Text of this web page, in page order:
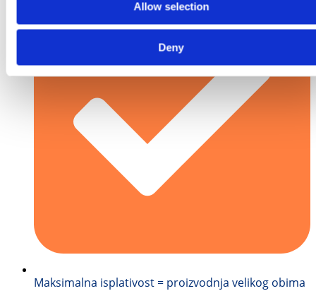
Allow selection
Deny
Maksimalna isplativost = proizvodnja velikog obima